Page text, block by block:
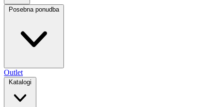
Posebna ponudba
Outlet
Katalogi